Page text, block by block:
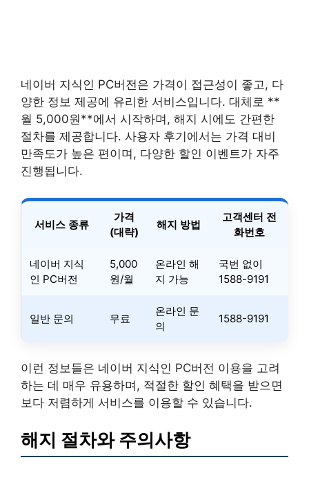
네이버 지식인 PC버전은 가격이 접근성이 좋고, 다
양한 정보 제공에 유리한 서비스입니다. 대체로 **
월 5,000원**에서 시작하며, 해지 시에도 간편한
절차를 제공합니다. 사용자 후기에서는 가격 대비
만족도가 높은 편이며, 다양한 할인 이벤트가 자주
진행됩니다.
서비스 종류
가격
(대략)
해지 방법
고객센터 전
화번호
네이버 지식
인 PC버전
5,000
원/월
온라인 해
지 가능
국번 없이
1588-9191
일반 문의 무료
온라인 문
의
1588-9191
이런 정보들은 네이버 지식인 PC버전 이용을 고려
하는 데 매우 유용하며, 적절한 할인 혜택을 받으면
보다 저렴하게 서비스를 이용할 수 있습니다.
해지 절차와 주의사항